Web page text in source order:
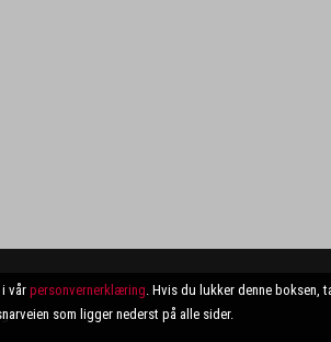
vår personvernerklæring. Hvis du lukker denne boksen,
som ligger nederst på alle sider.